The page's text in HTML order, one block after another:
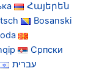
Հայերեն
Bosanski
Српски
עברית